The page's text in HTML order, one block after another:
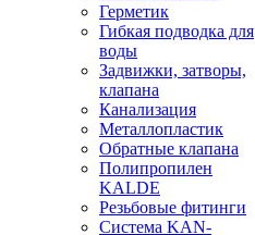
Герметик
Гибкая подводка для
воды
Задвижки, затворы,
клапана
Канализация
Металлопластик
Обратные клапана
Полипропилен
KALDE
Резьбовые фитинги
Система KAN-